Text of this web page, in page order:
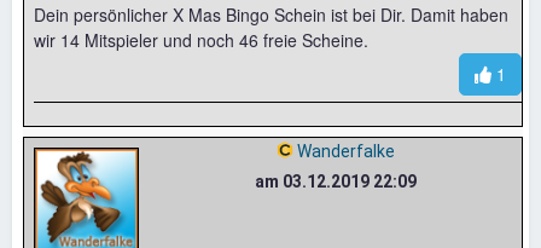
Dein persönlicher X Mas Bingo Schein ist bei Dir. Damit haben
wir 14 Mitspieler und noch 46 freie Scheine.
1
Wanderfalke
am 03.12.2019 22:09